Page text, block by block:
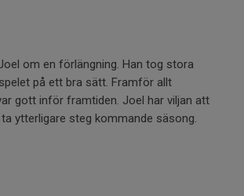
om en förlängning. Han tog stora
på ett bra sätt. Framför allt
gott inför framtiden. Joel har viljan att
ytterligare steg kommande säsong.